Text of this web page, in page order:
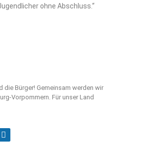
ohne Abschluss.“
die Bürger! Gemeinsam werden wir
Vorpommern. Für unser Land